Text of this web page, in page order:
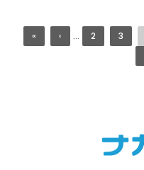
« ‹ ... 2 3